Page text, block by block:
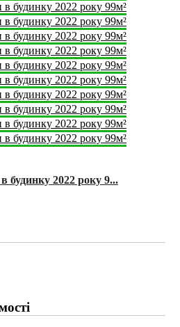
будинку 2022 року 9...